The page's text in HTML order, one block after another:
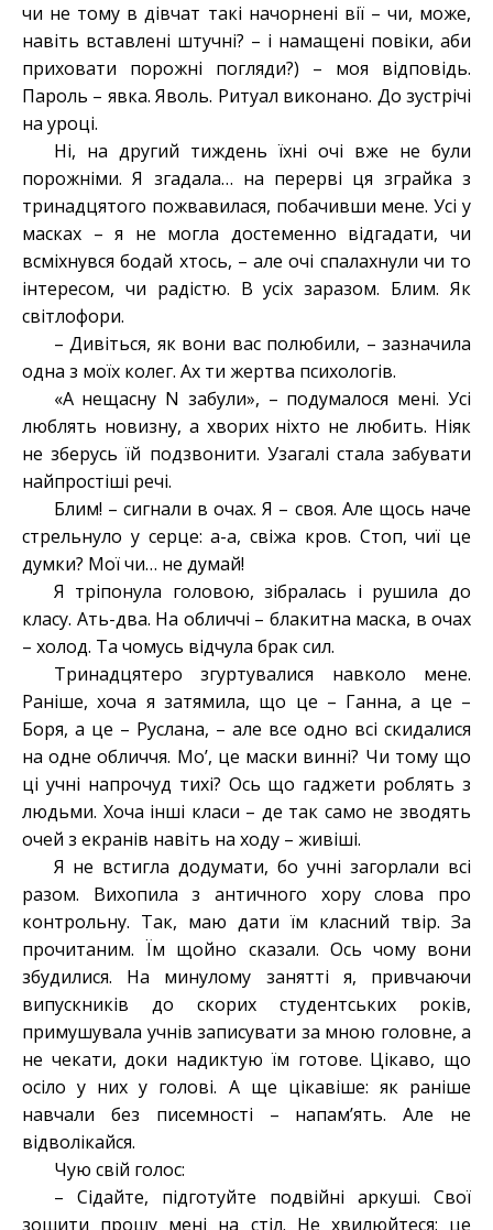
чи не тому в дівчат такі начорнені вії – чи, може,
навіть вставлені штучні? – і намащені повіки, аби
приховати порожні погляди?) – моя відповідь.
Пароль – явка. Яволь. Ритуал виконано. До зустрічі
на уроці.
Ні, на другий тиждень їхні очі вже не були
порожніми. Я згадала… на перерві ця зграйка з
тринадцятого пожвавилася, побачивши мене. Усі у
масках – я не могла достеменно відгадати, чи
всміхнувся бодай хтось, – але очі спалахнули чи то
інтересом, чи радістю. В усіх заразом. Блим. Як
світлофори.
– Дивіться, як вони вас полюбили, – зазначила
одна з моїх колег. Ах ти жертва психологів.
«А нещасну N забули», – подумалося мені. Усі
люблять новизну, а хворих ніхто не любить. Ніяк
не зберусь їй подзвонити. Узагалі стала забувати
найпростіші речі.
Блим! – сигнали в очах. Я – своя. Але щось наче
стрельнуло у серце: а-а, свіжа кров. Стоп, чиї це
думки? Мої чи… не думай!
Я тріпонула головою, зібралась і рушила до
класу. Ать-два. На обличчі – блакитна маска, в очах
– холод. Та чомусь відчула брак сил.
Тринадцятеро згуртувалися навколо мене.
Раніше, хоча я затямила, що це – Ганна, а це –
Боря, а це – Руслана, – але все одно всі скидалися
на одне обличчя. Мо’, це маски винні? Чи тому що
ці учні напрочуд тихі? Ось що гаджети роблять з
людьми. Хоча інші класи – де так само не зводять
очей з екранів навіть на ходу – живіші.
Я не встигла додумати, бо учні загорлали всі
разом. Вихопила з античного хору слова про
контрольну. Так, маю дати їм класний твір. За
прочитаним. Їм щойно сказали. Ось чому вони
збудилися. На минулому занятті я, привчаючи
випускників до скорих студентських років,
примушувала учнів записувати за мною головне, а
не чекати, доки надиктую їм готове. Цікаво, що
осіло у них у голові. А ще цікавіше: як раніше
навчали без писемності – напам’ять. Але не
відволікайся.
Чую свій голос:
– Сідайте, підготуйте подвійні аркуші. Свої
зошити прошу мені на стіл. Не хвилюйтеся: це